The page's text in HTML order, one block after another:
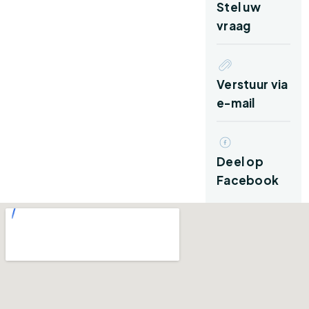
ervaar je hier rust, ruimte en het unieke
karakter dat wonen binnen de vesting zo
Via de entree met vestibule kom je binnen in
een ruime hal waar direct de sfeervolle
natuursteen, hout en authentieke details vormt
Via de hal kom je aan de achterzijde van de
Stel uw
vraag
Verstuur via
e-mail
Deel op
Facebook